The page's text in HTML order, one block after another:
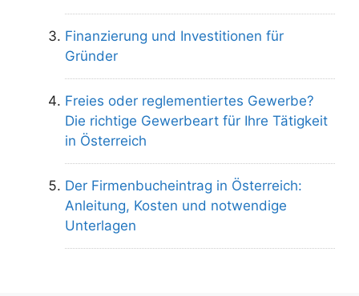
Finanzierung und Investitionen für
Gründer
Freies oder reglementiertes Gewerbe?
Die richtige Gewerbeart für Ihre Tätigkeit
in Österreich
Der Firmenbucheintrag in Österreich:
Anleitung, Kosten und notwendige
Unterlagen